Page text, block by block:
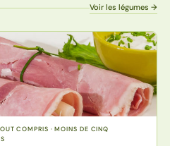
Voir les légumes →
COMPRIS · MOINS DE CINQ